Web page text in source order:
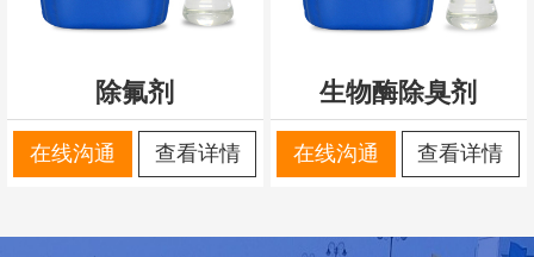
除氟剂
在线沟通 查看详情
生物酶除臭剂
在线沟通 查看详情